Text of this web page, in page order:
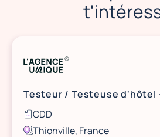
Testeur / Testeuse d'hôtel
CDD
Thionville, France